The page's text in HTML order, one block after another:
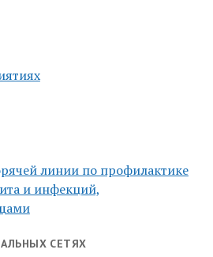
линии по профилактике
и инфекций,
СЕТЯХ